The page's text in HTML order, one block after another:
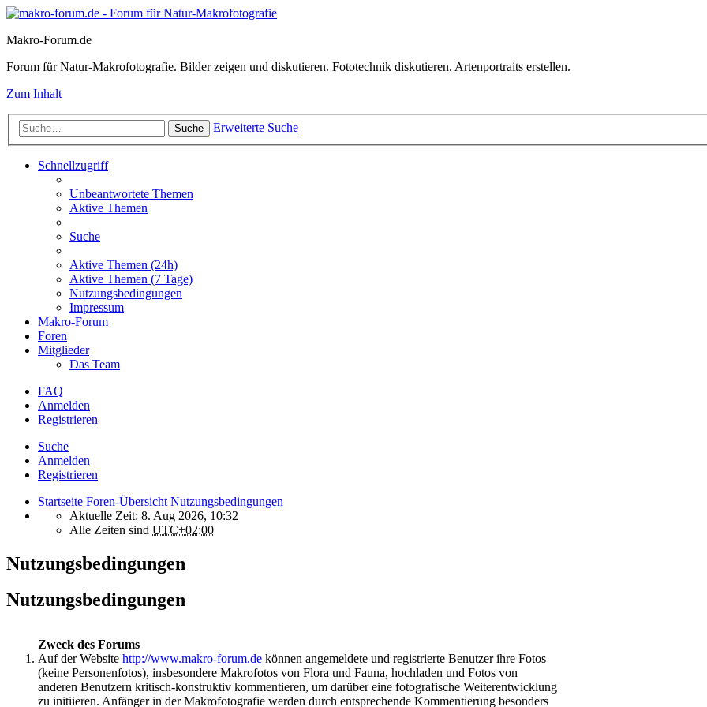
Makro-Forum.de
Forum für Natur-Makrofotografie. Bilder zeigen und diskutieren. Fototechnik diskutieren. Artenportraits erstellen.
Zum Inhalt
Suche Erweiterte Suche
Schnellzugriff
Unbeantwortete Themen
Aktive Themen
Suche
Aktive Themen (24h)
Aktive Themen (7 Tage)
Nutzungsbedingungen
Impressum
Makro-Forum
Foren
Mitglieder
Das Team
FAQ
Anmelden
Registrieren
Suche
Anmelden
Registrieren
Startseite Foren-Übersicht Nutzungsbedingungen
Aktuelle Zeit: 8. Aug 2026, 10:32
Alle Zeiten sind UTC+02:00
Nutzungsbedingungen
Nutzungsbedingungen
Zweck des Forums
Auf der Website http://www.makro-forum.de können angemeldete und registrierte Benutzer ihre Fotos
(keine Personenfotos), insbesondere Makrofotos von Flora und Fauna, hochladen und Fotos von
anderen Benutzern kritisch-konstruktiv kommentieren, um darüber eine fotografische Weiterentwicklung
zu initiieren. Anfänger in der Makrofotografie werden durch entsprechende Kommentierung besonders